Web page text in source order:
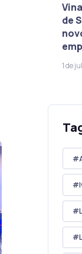
de
1 de